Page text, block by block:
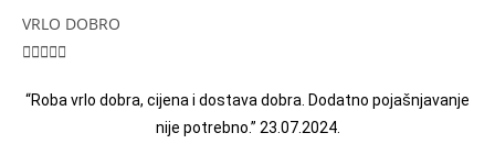
VRLO DOBRO

“Roba vrlo dobra, cijena i dostava dobra. Dodatno pojašnjavanje
nije potrebno.” 23.07.2024.